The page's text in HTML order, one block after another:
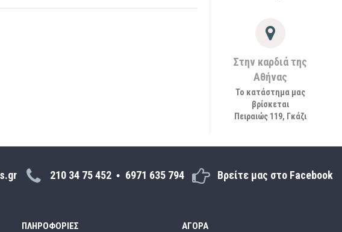
Στην καρδιά της
Αθήνας
Το κατάστημα μας
βρίσκεται
Πειραιώς 119, Γκάζι
210 34 75 452 6971 635 794 Βρείτε μας στο Facebook
ΠΛΗΡΟΦΟΡΊΕΣ ΑΓΟΡΆ